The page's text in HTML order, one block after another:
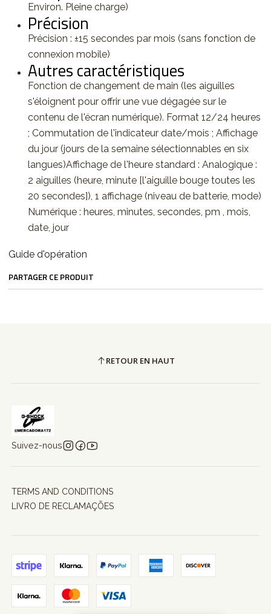
Environ. Pleine charge)
Précision
Précision : ±15 secondes par mois (sans fonction de
connexion mobile)
Autres caractéristiques
Fonction de changement de main (les aiguilles
s'éloignent pour offrir une vue dégagée sur le
contenu de l'écran numérique). Format 12/24 heures
; Commutation de l'indicateur date/mois ; Affichage
du jour (jours de la semaine sélectionnables en six
langues)Affichage de l'heure standard : Analogique :
2 aiguilles (heure, minute [l'aiguille bouge toutes les
20 secondes]), 1 affichage (niveau de batterie, mode)
Numérique : heures, minutes, secondes, pm , mois,
date, jour
Guide d'opération
PARTAGER CE PRODUIT
RETOUR EN HAUT
Suivez-nous
TERMS AND CONDITIONS
LIVRO DE RECLAMAÇÕES